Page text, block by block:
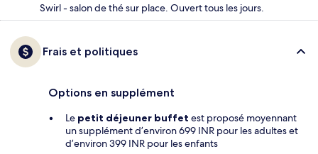
Swirl - salon de thé sur place. Ouvert tous les jours.
Frais et politiques
Options en supplément
Le petit déjeuner buffet est proposé moyennant
un supplément d’environ 699 INR pour les adultes et
d’environ 399 INR pour les enfants